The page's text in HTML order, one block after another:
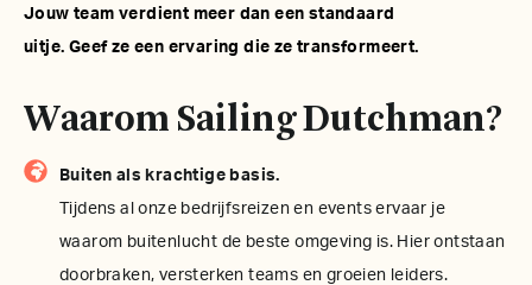
Jouw team verdient meer dan een standaard
uitje. Geef ze een ervaring die ze transformeert.
Waarom Sailing Dutchman?
Buiten als krachtige basis.
Tijdens al onze bedrijfsreizen en events ervaar je
waarom buitenlucht de beste omgeving is. Hier ontstaan
doorbraken, versterken teams en groeien leiders.